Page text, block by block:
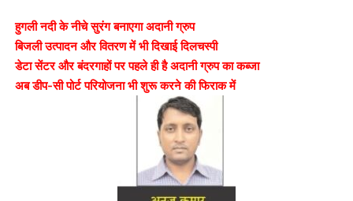
हुगली नदी के नीचे सुरंग बनाएगा अदानी ग्रुप
बिजली उत्पादन और वितरण में भी दिखाई दिलचस्पी
डेटा सेंटर और बंदरगाहों पर पहले ही है अदानी ग्रुप का कब्जा
अब डीप-सी पोर्ट परियोजना भी शुरू करने की फिराक में